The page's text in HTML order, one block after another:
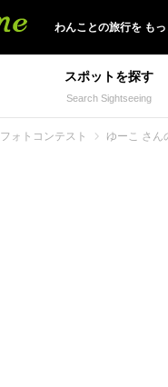
わんことの旅行を もっ
スポットを探す
Search Sightseeing
フォトコンテスト ゆーこ さん